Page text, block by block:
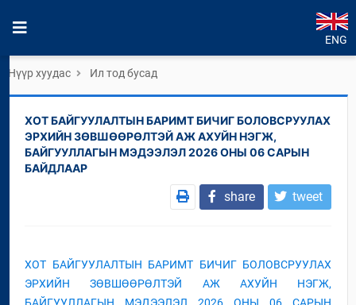
ENG
Нүүр хуудас Ил тод бусад
ХОТ БАЙГУУЛАЛТЫН БАРИМТ БИЧИГ БОЛОВСРУУЛАХ
ЭРХИЙН ЗӨВШӨӨРӨЛТЭЙ АЖ АХУЙН НЭГЖ,
БАЙГУУЛЛАГЫН МЭДЭЭЛЭЛ 2026 ОНЫ 06 САРЫН
БАЙДЛААР
share tweet
ХОТ БАЙГУУЛАЛТЫН БАРИМТ БИЧИГ БОЛОВСРУУЛАХ
ЭРХИЙН ЗӨВШӨӨРӨЛТЭЙ АЖ АХУЙН НЭГЖ,